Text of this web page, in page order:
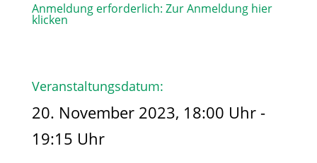
Anmeldung erforderlich: Zur Anmeldung hier
klicken
Veranstaltungsdatum:
20. November 2023, 18:00 Uhr -
19:15 Uhr